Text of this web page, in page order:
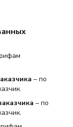
– по
– по